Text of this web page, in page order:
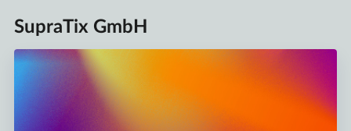
SupraTix GmbH